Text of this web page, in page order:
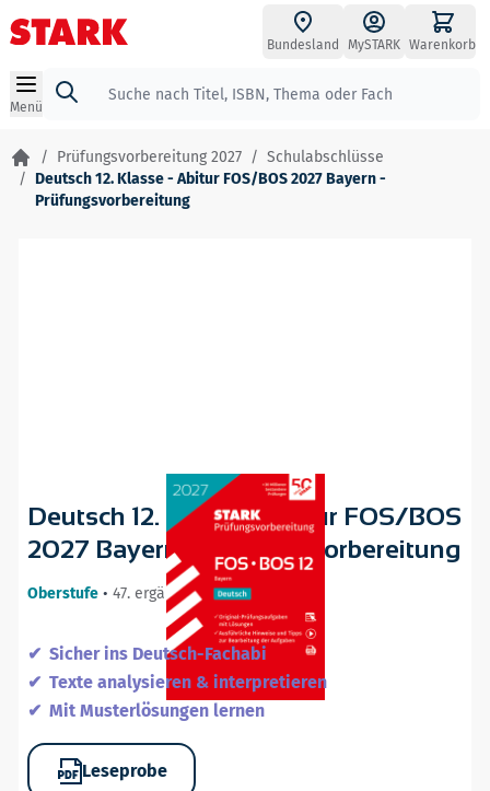
Zum Inhalt springen
Bundesland MySTARK Warenkorb
Menü
Suche
/ Prüfungsvorbereitung 2027 / Schulabschlüsse
/ Deutsch 12. Klasse - Abitur FOS/BOS 2027 Bayern -
Prüfungsvorbereitung
Deutsch 12. Klasse - Abitur FOS/BOS
2027 Bayern - Prüfungsvorbereitung
Oberstufe • 47. ergänzte Auflage / 26.08.26
Sicher ins Deutsch-Fachabi
Texte analysieren & interpretieren
Mit Musterlösungen lernen
Leseprobe